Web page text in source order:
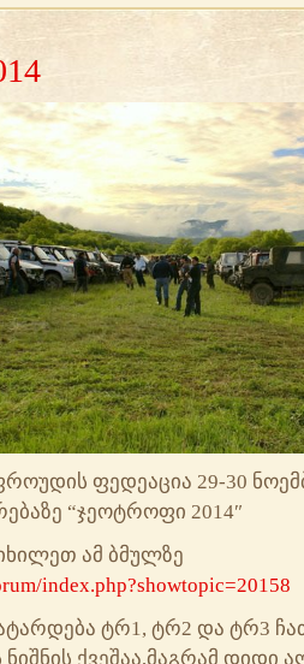
ფედეაცია 29-30
“ჯეოტროფი 2014″
ამ ბმულზე
index.php?showtopic=20158
ტრ1, ტრ2 და ტრ3
ნიშნის ქვეშაა,მაგრამ დიდი